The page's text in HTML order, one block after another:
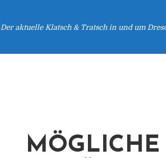
Der aktuelle Klatsch & Tratsch in und um